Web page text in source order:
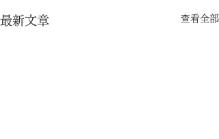
最新文章 查看全部